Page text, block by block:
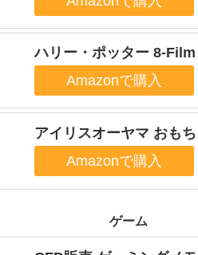
ハリー・ポッター 8-
アイリスオーヤマ おも
ゲーム